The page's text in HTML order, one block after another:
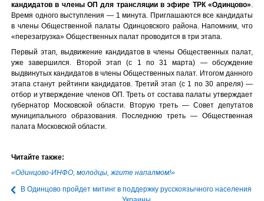
кандидатов в члены ОП для трансляции в эфире ТРК «Одинцово».
Время одного выступления — 1 минута. Приглашаются все кандидаты
в члены Общественной палаты Одинцовского района. Напомним, что
«перезагрузка» Общественных палат проводится в три этапа.
Первый этап, выдвижение кандидатов в члены Общественных палат,
уже завершился. Второй этап (с 1 по 31 марта) — обсуждение
выдвинутых кандидатов в члены Общественных палат. Итогом данного
этапа станут рейтинги кандидатов. Третий этап (с 1 по 30 апреля) —
отбор и утверждение членов ОП. Треть от состава палаты утверждает
губернатор Московской области. Вторую треть — Совет депутатов
муниципального образования. Последнюю треть — Общественная
палата Московской области.
Читайте также:
«Одинцово-ИНФО, молодцы, жгите напалмом!»
В Одинцово пройдет митинг в поддержку русскоязычного населения